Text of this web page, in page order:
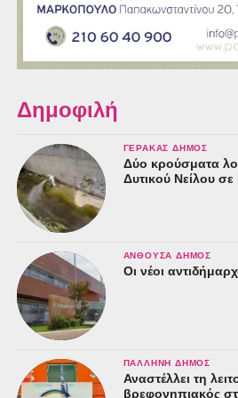
Δημοφιλή
ΓΈΡΑΚΑΣ ΔΉΜΟΣ
Δύο κρούσματα
Δυτικού Νείλου
ΑΝΘΟΎΣΑ ΔΉΜΟΣ
Οι νέοι
ΠΑΛΛΉΝΗ ΔΉΜΟΣ
Αναστέλλει τη
βρεφονηπιακός